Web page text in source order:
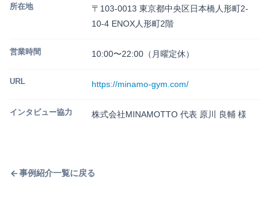
所在地
〒103-0013 東京都中央区日本橋人形町2-
10-4 ENOX人形町2階
営業時間 10:00〜22:00（月曜定休）
URL https://minamo-gym.com/
インタビュー協力 株式会社MINAMOTTO 代表 原川 良輔 様
事例紹介一覧に戻る